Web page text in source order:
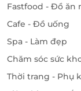
Fastfood - Đồ ăn
Cafe - Đồ uống
Spa - Làm đẹp
Chăm sóc sức
Thời trang - Phụ